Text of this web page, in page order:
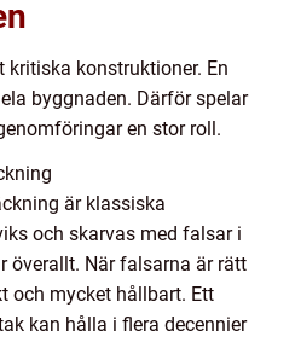
kritiska konstruktioner. En
byggnaden. Därför spelar
en stor roll.
är klassiska
och skarvas med falsar i
överallt. När falsarna är rätt
och mycket hållbart. Ett
kan hålla i flera decennier